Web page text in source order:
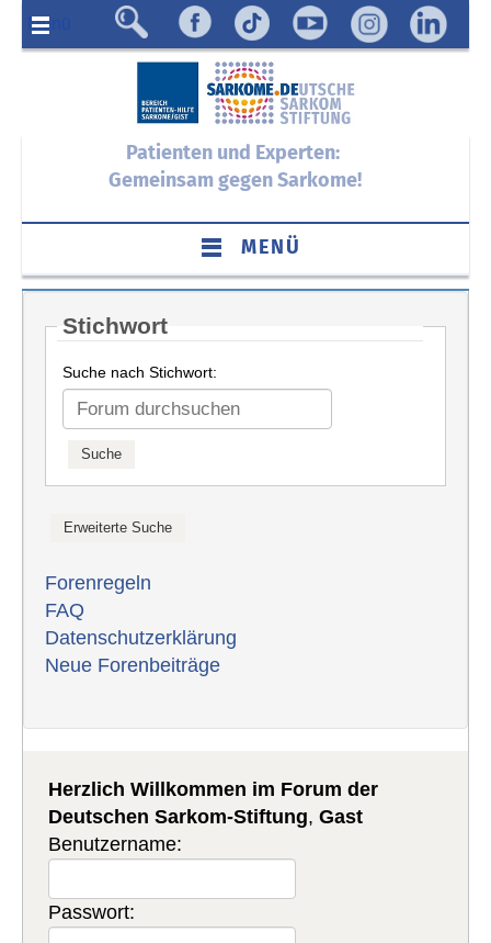
Menü
Patienten und Experten:
Gemeinsam gegen Sarkome!
MENÜ
Stichwort
Suche nach Stichwort:
Forenregeln
FAQ
Datenschutzerklärung
Neue Forenbeiträge
Herzlich Willkommen im Forum der
Deutschen Sarkom-Stiftung,Gast
Benutzername:
Passwort: